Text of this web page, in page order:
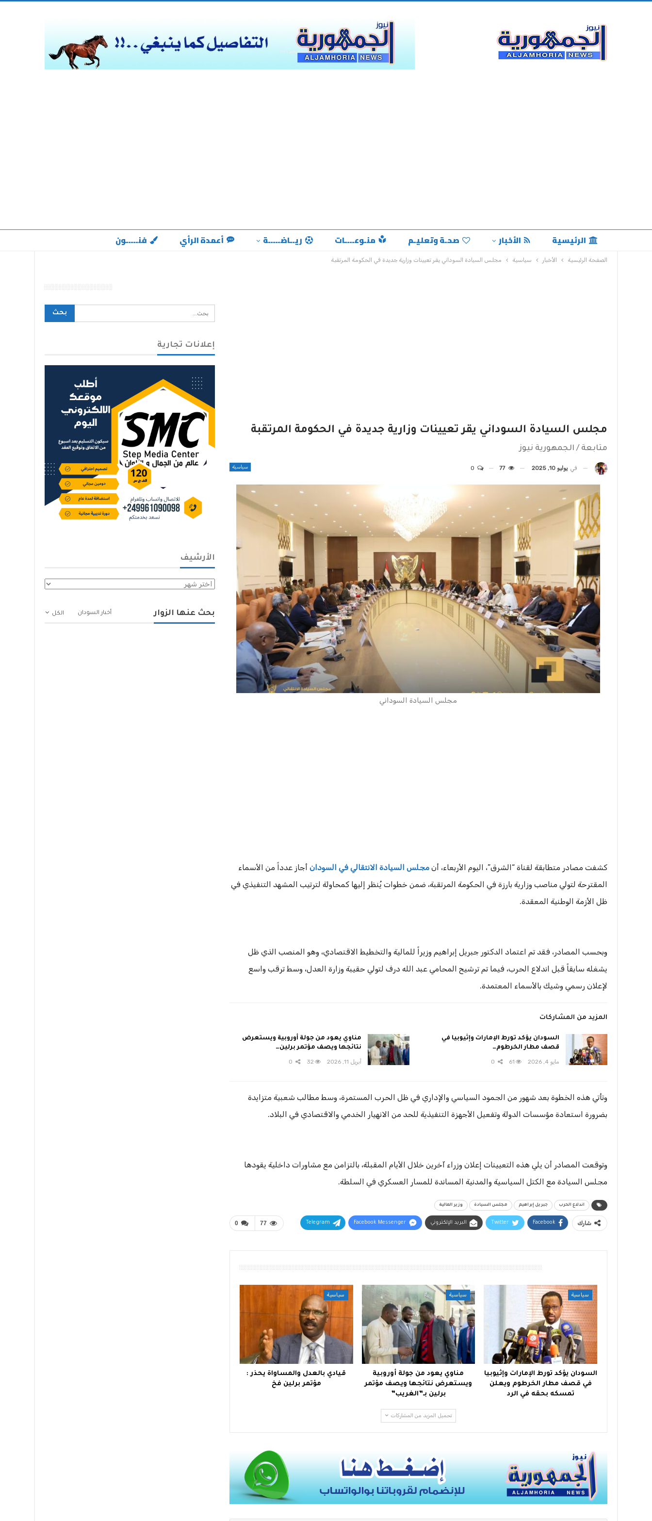
الرئيسية الأخبار صحـة وتعليـم منـوعــــات ريــاضـــــة أعمدة الرأي فنـــــون
الصفحة الرئيسية الأخبار سياسية مجلس السيادة السوداني يقر تعيينات وزارية جديدة في الحكومة المرتقبة
مجلس السيادة السوداني يقر تعيينات وزارية جديدة في الحكومة المرتقبة
متابعة / الجمهورية نيوز
سياسية في يوليو 10, 2025 77
مجلس السيادة السوداني
كشفت مصادر متطابقة لقناة “الشرق”، اليوم الأربعاء، أن مجلس السيادة الانتقالي في السودان أجاز عدداً من الأسماء
المقترحة لتولي مناصب وزارية بارزة في الحكومة المرتقبة، ضمن خطوات يُنظر إليها كمحاولة لترتيب المشهد التنفيذي في
ظل الأزمة الوطنية المعقدة.
وبحسب المصادر، فقد تم اعتماد الدكتور جبريل إبراهيم وزيراً للمالية والتخطيط الاقتصادي، وهو المنصب الذي ظل
يشغله سابقاً قبل اندلاع الحرب، فيما تم ترشيح المحامي عبد الله درف لتولي حقيبة وزارة العدل، وسط ترقب واسع
لإعلان رسمي وشيك بالأسماء المعتمدة.
المزيد من المشاركات
السودان يؤكد تورط الإمارات وإثيوبيا في
قصف مطار الخرطوم…
مايو 4, 2026 61
مناوي يعود من جولة أوروبية ويستعرض
نتائجها ويصف مؤتمر برلين…
أبريل 11, 2026 32
وتأتي هذه الخطوة بعد شهور من الجمود السياسي والإداري في ظل الحرب المستمرة، وسط مطالب شعبية متزايدة
بضرورة استعادة مؤسسات الدولة وتفعيل الأجهزة التنفيذية للحد من الانهيار الخدمي والاقتصادي في البلاد.
وتوقعت المصادر أن يلي هذه التعيينات إعلان وزراء آخرين خلال الأيام المقبلة، بالتزامن مع مشاورات داخلية يقودها
مجلس السيادة مع الكتل السياسية والمدنية المساندة للمسار العسكري في السلطة.
اندلاع الحرب جبريل إبراهيم مجلس السيادة وزير المالية
0 77 شارك Facebook
Twitter البريد الإلكتروني Facebook Messenger
Telegram
سياسية
السودان يؤكد تورط الإمارات وإثيوبيا
في قصف مطار الخرطوم ويعلن
تمسكه بحقه في الرد
سياسية
مناوي يعود من جولة أوروبية
ويستعرض نتائجها ويصف مؤتمر
برلين بـ”الغريب”
سياسية
قيادي بالعدل والمساواة يحذر :
مؤتمر برلين فخ
تحميل المزيد من المشاركات
إعلانات تجارية
الأرشيف
الأرشيف
الكل بحث عنها الزوار أخبار السودان